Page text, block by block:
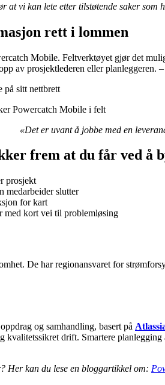
at vi kan lete etter tilstøtende saker som
rett i lommen
Mobile. Feltverktøyet gjør det
av prosjektlederen eller
Powercatch Mobile i felt
«Det er uvant å jobbe med en
frem at du får ved å
prosjekt
medarbeider slutter
for kart
med kort vei til problemløsing
De har regionansvaret for
og samhandling, basert på
kvalitetssikret drift. Smartere
Her kan du lese en bloggartikkel om: